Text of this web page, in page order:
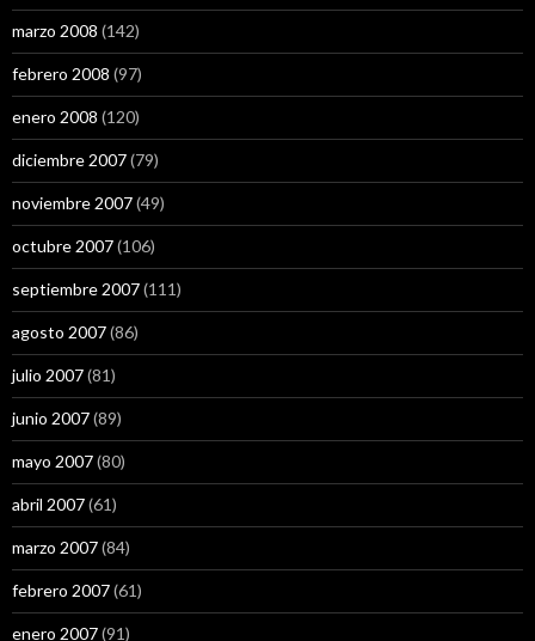
marzo 2008 (142)
febrero 2008 (97)
enero 2008 (120)
diciembre 2007(79)
noviembre 2007(49)
octubre 2007(106)
septiembre 2007(111)
agosto 2007(86)
julio 2007(81)
junio 2007(89)
mayo 2007(80)
abril 2007(61)
marzo 2007(84)
febrero 2007(61)
enero 2007(91)